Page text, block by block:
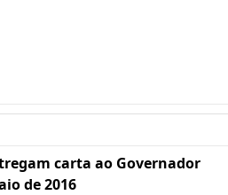
carta ao Governador
de 2016